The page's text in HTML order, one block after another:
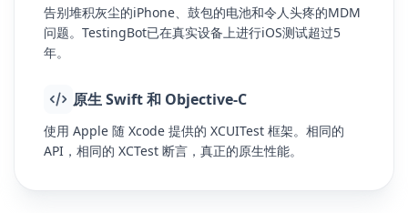
告别堆积灰尘的iPhone、鼓包的电池和令人头疼的MDM
问题。TestingBot已在真实设备上进行iOS测试超过5
年。
原生 Swift 和 Objective-C
使用 Apple 随 Xcode 提供的 XCUITest 框架。相同的
API，相同的 XCTest 断言，真正的原生性能。